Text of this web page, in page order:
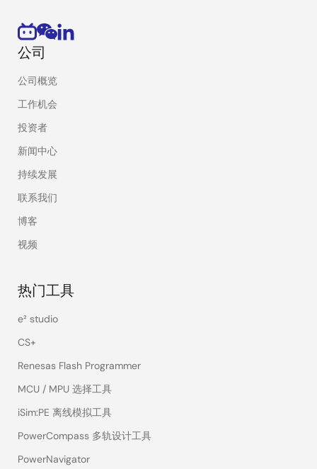
公司
公司概览
工作机会
投资者
新闻中心
持续发展
联系我们
博客
视频
热门工具
e² studio
CS+
Renesas Flash Programmer
MCU / MPU 选择工具
iSim:PE 离线模拟工具
PowerCompass 多轨设计工具
PowerNavigator